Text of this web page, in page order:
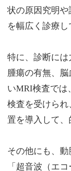
状の原因究明
を幅広く診療し
特に、診断に
腫瘍の有無、
いMRI検査では
検査を受けら
置を導入して、
その他にも、
「超音波（エ